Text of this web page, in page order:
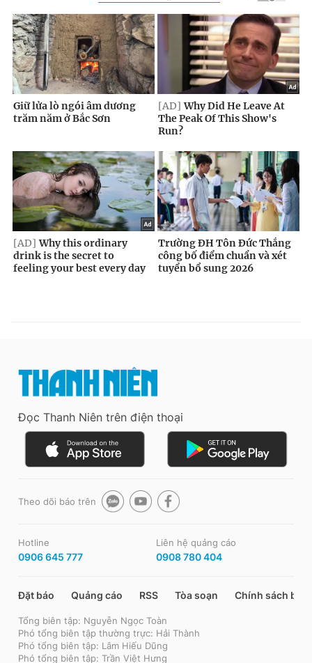
Đọc Thanh Niên trên điện thoại
Theo dõi báo trên
Hotline
0906 645 777
Liên hệ quảng cáo
0908 780 404
Đặt báo Quảng cáo RSS Tòa soạn Chính sách bảo
Tổng biên tập: Nguyễn Ngọc Toàn
Phó tổng biên tập thường trực: Hải Thành
Phó tổng biên tập: Lâm Hiếu Dũng
Phó tổng biên tập: Trần Việt Hưng